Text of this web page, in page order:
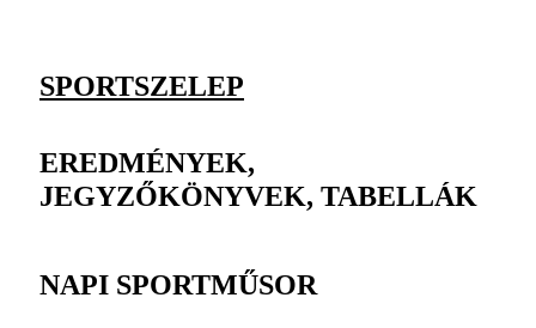
SPORTSZELEP
EREDMÉNYEK,
JEGYZŐKÖNYVEK, TABELLÁK
NAPI SPORTMŰSOR